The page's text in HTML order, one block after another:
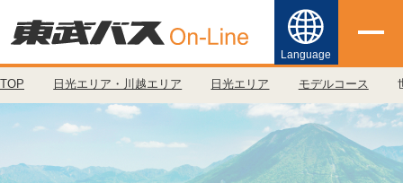
Language
English
TOP 日光エリア・川越エリア 日光エリア モデルコース